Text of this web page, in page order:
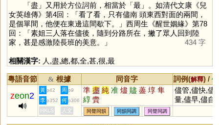
「盡 」又用於方位詞前，相當於「最」。如清代文康《兒
女英雄傳》第4回：「看了看，只有儘南 頭東西對面的兩間，
是個單間，他便在東邊這間歇下。」西周生《醒世姻緣》第78
回：「素姐三人落在儘後，隨到分路所在，撇了眾人回到陸
家，甚是感激陸長班的美意。」
434 字
相關漢字: 人 ,盡,總,都,全,甚,很,最
粵語音節 & 根據 同音字 詞例(解釋) /
zeon2
黃 p42 周 p9 準 盡 純 准 燼 贐 藎 埻 隼
綧 賮
儘管,儘快,儘
量,儘早,儘自,
李 p352 何 p306
HKLS 人文 同聲同韻 同韻同調 同聲同調